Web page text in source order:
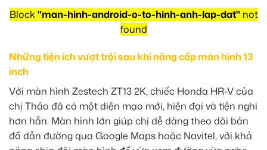
Block"man-hinh-android-o-to-hinh-anh-lap-dat"not
found
Những tiện ích vượt trội sau khi nâng cấp màn hình 13
inch
Với màn hình Zestech ZT13 2K, chiếc Honda HR-V của
chị Thảo đã có một diện mạo mới, hiện đại và tiện nghi
hơn hẳn. Màn hình lớn giúp chị dễ dàng theo dõi bản
đồ dẫn đường qua Google Maps hoặc Navitel, với khả